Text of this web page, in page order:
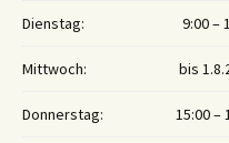
Dienstag: 9:00 –
Mittwoch: bis
Donnerstag: 15:00 –